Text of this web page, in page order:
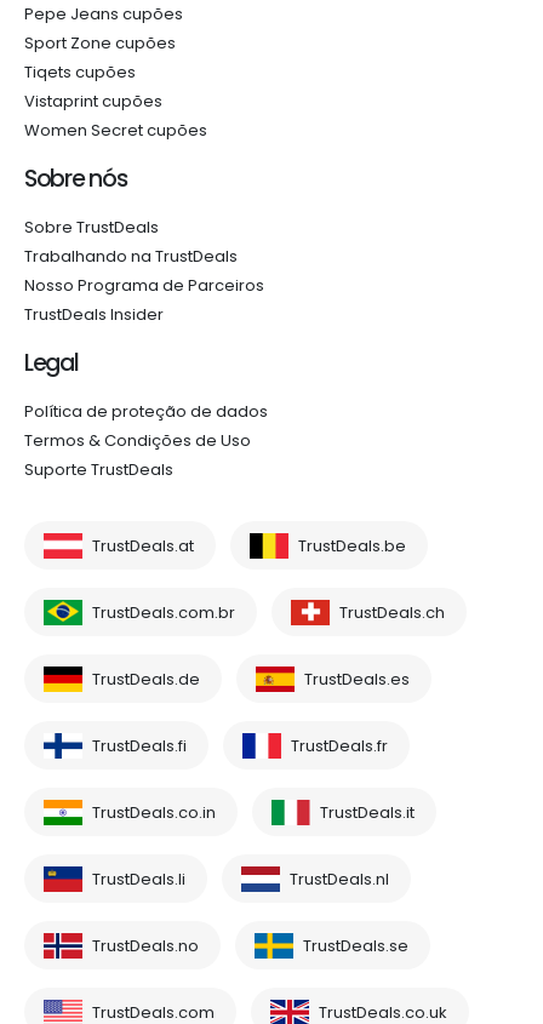
Pepe Jeans cupões
Sport Zone cupões
Tiqets cupões
Vistaprint cupões
Women Secret cupões
Sobre nós
Sobre TrustDeals
Trabalhando na TrustDeals
Nosso Programa de Parceiros
TrustDeals Insider
Legal
Política de proteção de dados
Termos & Condições de Uso
Suporte TrustDeals
TrustDeals.at TrustDeals.be
TrustDeals.com.br TrustDeals.ch
TrustDeals.de TrustDeals.es
TrustDeals.fi TrustDeals.fr
TrustDeals.co.in TrustDeals.it
TrustDeals.li TrustDeals.nl
TrustDeals.no TrustDeals.se
TrustDeals.com TrustDeals.co.uk